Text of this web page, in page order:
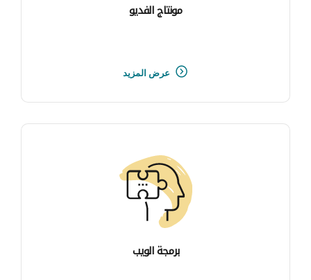
مونتاج الفديو
عرض المزيد
برمجة الويب